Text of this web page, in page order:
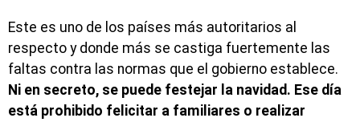
Este es uno de los países más autoritarios al
respecto y donde más se castiga fuertemente las
faltas contra las normas que el gobierno establece.
Ni en secreto, se puede festejar la navidad. Ese día
está prohibido felicitar a familiares o realizar